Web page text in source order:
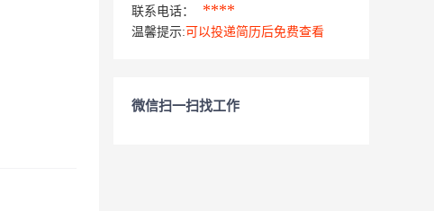
联系电话： ****
温馨提示: 可以投递简历后免费查看
微信扫一扫找工作